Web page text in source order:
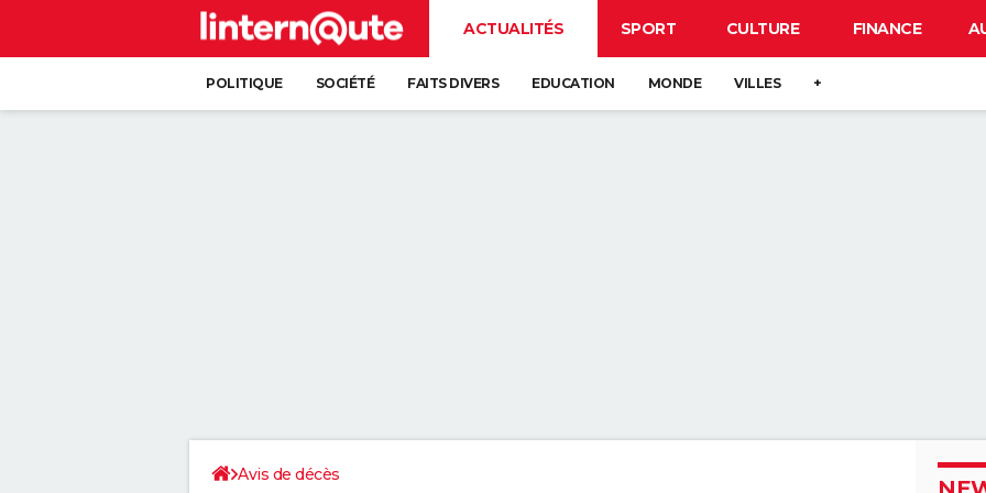
ACTUALITÉS SPORT CULTURE FINANCE
POLITIQUE SOCIÉTÉ FAITS DIVERS EDUCATION MONDE VILLES +
Avis de décès